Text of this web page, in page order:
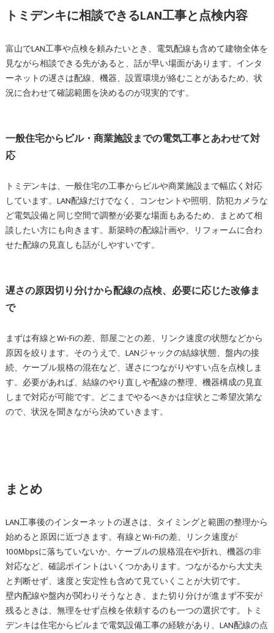
トミデンキに相談できるLAN工事と点検内容
富山でLAN工事や点検を頼みたいとき、電気配線も含めて建物全体を
見ながら相談できる先があると、話が早い場面があります。インタ
ーネットの遅さは配線、機器、設置環境が絡むことがあるため、状
況に合わせて確認範囲を決めるのが現実的です。
一般住宅からビル・商業施設までの電気工事とあわせて対
応
トミデンキは、一般住宅の工事からビルや商業施設まで幅広く対応
しています。LAN配線だけでなく、コンセントや照明、防犯カメラな
ど電気設備と同じ空間で調整が必要な場面もあるため、まとめて相
談したい方にも向きます。新築時の配線計画や、リフォームに合わ
せた配線の見直しも話がしやすいです。
遅さの原因切り分けから配線の点検、必要に応じた改修ま
で
まずは有線とWi-Fiの差、部屋ごとの差、リンク速度の状態などから
原因を絞ります。そのうえで、LANジャックの結線状態、盤内の接
続、ケーブル規格の混在など、遅さにつながりやすい点を点検しま
す。必要があれば、結線のやり直しや配線の整理、機器構成の見直
しまで対応が可能です。どこまでやるべきかは症状とご希望次第な
ので、状況を聞きながら決めていきます。
まとめ
LAN工事後のインターネットの遅さは、タイミングと範囲の整理から
始めると原因に近づきます。有線とWi-Fiの差、リンク速度が
100Mbpsに落ちていないか、ケーブルの規格混在や折れ、機器の非
対応など、確認ポイントはいくつかあります。つながるから大丈夫
と判断せず、速度と安定性も含めて見ていくことが大切です。
壁内配線や盤内が関わりそうなとき、また切り分けが進まず不安が
残るときは、無理をせず点検を依頼するのも一つの選択です。トミ
デンキは住宅からビルまで電気設備工事の経験があり、LAN配線の点